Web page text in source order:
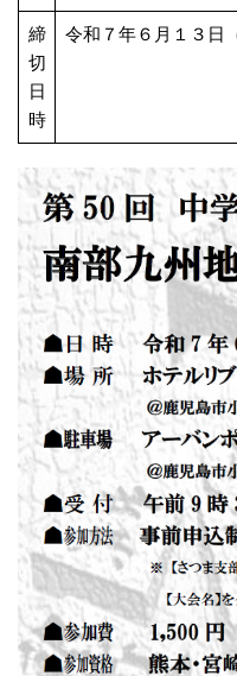
締
切
日
時
令和７年６月１３日